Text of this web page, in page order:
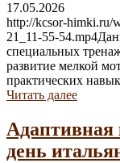
17.05.2026
http://kcsor-himki.ru/
21_11-55-
специальных
развитие мелкой
практических
Читать далее
Адаптивная
день